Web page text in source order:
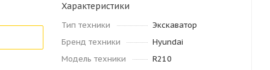
Характеристики
Тип техники
Экскаватор
Бренд техники
Hyundai
Модель техники
R210